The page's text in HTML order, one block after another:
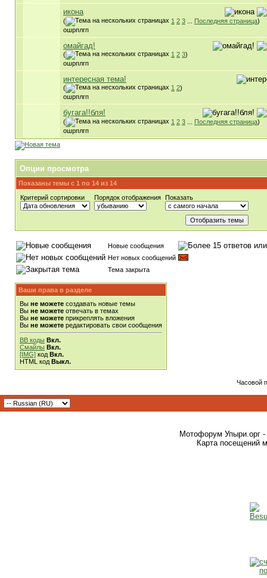
икона
( 1 2 3 Последняя страница)
ошрплгп
омайгад!
( 1 2 3)
ошрплгп
интересная тема!
( 1 2)
ошрплгп
бугага!!бля!
( 1 2 3 Последняя страница)
ошрплгп
Опции просмотра
Показаны темы с 1 по 14 из 14
Критерий сортировки
Порядок отображения Показать
Новые сообщения
Нет новых сообщений
Тема закрыта
Ваши права в разделе
Вы не можете создавать новые темы
Вы не можете отвечать в темах
Вы не можете прикреплять вложения
Вы не можете редактировать свои сообщения
BB коды Вкл.
Смайлы Вкл.
[IMG] код Вкл.
HTML код Выкл.
Часовой
Мотофорум Упыри.орг -
Карта посещений